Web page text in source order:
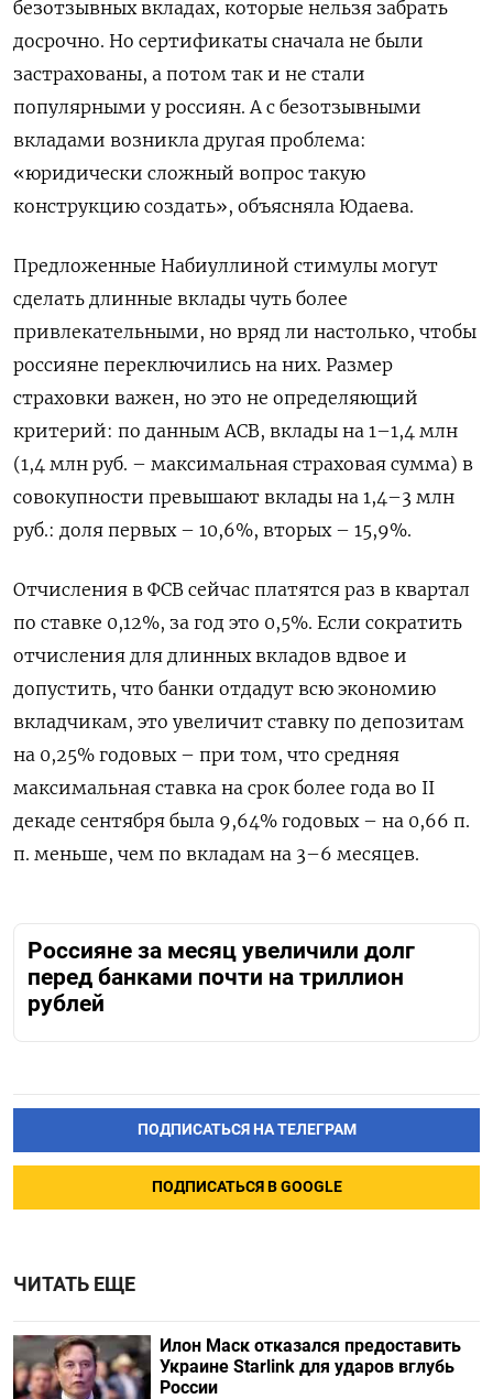
безотзывных вкладах, которые нельзя забрать
досрочно. Но сертификаты сначала не были
застрахованы, а потом так и не стали
популярными у россиян. А с безотзывными
вкладами возникла другая проблема:
«юридически сложный вопрос такую
конструкцию создать», объясняла Юдаева.
Предложенные Набиуллиной стимулы могут
сделать длинные вклады чуть более
привлекательными, но вряд ли настолько, чтобы
россияне переключились на них. Размер
страховки важен, но это не определяющий
критерий: по данным АСВ, вклады на 1–1,4 млн
(1,4 млн руб. – максимальная страховая сумма) в
совокупности превышают вклады на 1,4–3 млн
руб.: доля первых – 10,6%, вторых – 15,9%.
Отчисления в ФСВ сейчас платятся раз в квартал
по ставке 0,12%, за год это 0,5%. Если сократить
отчисления для длинных вкладов вдвое и
допустить, что банки отдадут всю экономию
вкладчикам, это увеличит ставку по депозитам
на 0,25% годовых – при том, что средняя
максимальная ставка на срок более года во II
декаде сентября была 9,64% годовых – на 0,66 п.
п. меньше, чем по вкладам на 3–6 месяцев.
Россияне за месяц увеличили долг
перед банками почти на триллион
рублей
ПОДПИСАТЬСЯ НА ТЕЛЕГРАМ
ПОДПИСАТЬСЯ В GOOGLE
ЧИТАТЬ ЕЩЕ
Илон Маск отказался предоставить
Украине Starlink для ударов вглубь
России